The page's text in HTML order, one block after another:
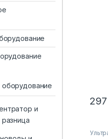
оборудование
и